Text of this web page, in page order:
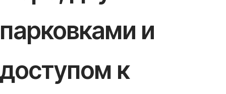
парковками и
доступом к